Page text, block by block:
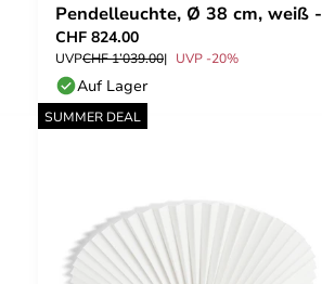
Pendelleuchte, Ø 38 cm, weiß -
HAY
CHF 824.00
UVPCHF 1’039.00 UVP -20%
Auf Lager
SUMMER DEAL